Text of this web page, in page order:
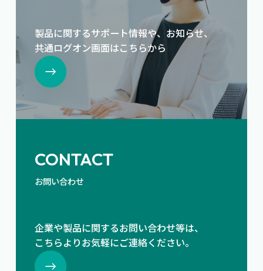
製品に関するサポート情報や、お知らせ、
共通ログオン画面はこちらから
CONTACT
お問い合わせ
企業や製品に関するお問い合わせ等は、
こちらよりお気軽にご連絡ください。